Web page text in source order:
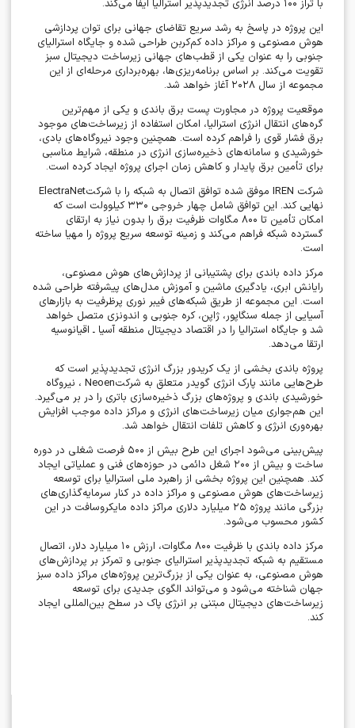
با تراز ۱۰۰ درصد انرژی تجدیدپذیر استرالیا ایفا می‌کند.
این پروژه در پاسخ به رشد سریع تقاضای جهانی برای توان پردازشی
هوش مصنوعی و مراکز داده کم‌کربن طراحی شده و جایگاه استرالیای
جنوبی را به عنوان یکی از قطب‌های جهانی زیرساخت دیجیتال سبز
تقویت می‌کند. بر اساس برنامه‌ریزی‌ها، بهره‌برداری مرحله‌ای از این
مجموعه از سال ۲۰۲۸ آغاز خواهد شد.
موقعیت پروژه در مجاورت پست برق باندی و یکی از مهم‌ترین
گره‌های انتقال انرژی استرالیا، امکان استفاده از زیرساخت‌های موجود
برق فشار قوی را فراهم کرده است. همچنین وجود نیروگاه‌های بادی،
خورشیدی و سامانه‌های ذخیره‌سازی انرژی در منطقه، شرایط مناسبی
برای تأمین برق پایدار و کاهش زمان اجرای پروژه ایجاد کرده است.
شرکت IREN موفق شده توافق اتصال به شبکه را با شرکتElectraNet
نهایی کند. این توافق شامل چهار خروجی ۳۳۰ کیلوولت است که
امکان تأمین تا ۸۰۰مگاوات ظرفیت برق را بدون نیاز به ارتقای
گسترده شبکه فراهم می‌کند و زمینه توسعه سریع پروژه را مهیا ساخته
است.
مرکز داده باندی برای پشتیبانی از پردازش‌های هوش مصنوعی،
رایانش ابری، یادگیری ماشین و آموزش مدل‌های پیشرفته طراحی شده
است. این مجموعه از طریق شبکه‌های فیبر نوری پرظرفیت به بازارهای
آسیایی از جمله سنگاپور، ژاپن، کره جنوبی و اندونزی متصل خواهد
شد و جایگاه استرالیا را در اقتصاد دیجیتال منطقه آسیا ـ اقیانوسیه
ارتقا می‌دهد.
پروژه باندی بخشی از یک کریدور بزرگ انرژی تجدیدپذیر است که
طرح‌هایی مانند پارک انرژی گویدر متعلق به شرکتNeoen ، نیروگاه
خورشیدی باندی و پروژه‌های بزرگ ذخیره‌سازی باتری را در بر می‌گیرد.
این هم‌جواری میان زیرساخت‌های انرژی و مراکز داده موجب افزایش
بهره‌وری انرژی و کاهش تلفات انتقال خواهد شد.
پیش‌بینی می‌شود اجرای این طرح بیش از ۵۰۰ فرصت شغلی در دوره
ساخت و بیش از ۲۰۰ شغل دائمی در حوزه‌های فنی و عملیاتی ایجاد
کند. همچنین این پروژه بخشی از راهبرد ملی استرالیا برای توسعه
زیرساخت‌های هوش مصنوعی و مراکز داده در کنار سرمایه‌گذاری‌های
بزرگی مانند پروژه ۲۵ میلیارد دلاری مراکز داده مایکروسافت در این
کشور محسوب می‌شود.
مرکز داده باندی با ظرفیت ۸۰۰مگاوات، ارزش ۱۰ میلیارد دلار، اتصال
مستقیم به شبکه تجدیدپذیر استرالیای جنوبی و تمرکز بر پردازش‌های
هوش مصنوعی، به عنوان یکی از بزرگ‌ترین پروژه‌های مراکز داده سبز
جهان شناخته می‌شود و می‌تواند الگوی جدیدی برای توسعه
زیرساخت‌های دیجیتال مبتنی بر انرژی پاک در سطح بین‌المللی ایجاد
کند.